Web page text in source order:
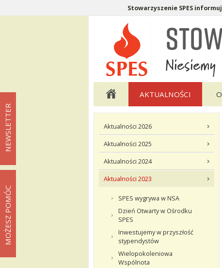
Stowarzyszenie SPES
Menu pomocnicze
Menu główne
AKTUALNOŚCI
Menu podstrony Aktualności
Aktualności 2026
Aktualności 2025
Aktualności 2024
Aktualności 2023
SPES wygrywa w NSA
Dzień Otwarty w Ośrodku
SPES
Inwestujemy w przyszłość
stypendystów
Wielopokoleniowa
Wspólnota
NEWSLETTER
MOŻESZ POMÓC